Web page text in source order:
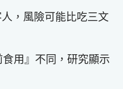
人，風險可能比吃三文
食用』不同，研究顯示